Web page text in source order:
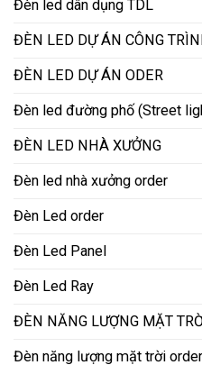
Đèn led dân dụng TDL
ĐÈN LED DỰ ÁN CÔNG
ĐÈN LED DỰ ÁN ODER
Đèn led đường phố (Street
ĐÈN LED NHÀ XƯỞNG
Đèn led nhà xưởng order
Đèn Led order
Đèn Led Panel
Đèn Led Ray
ĐÈN NĂNG LƯỢNG MẶT
Đèn năng lượng mặt trời order